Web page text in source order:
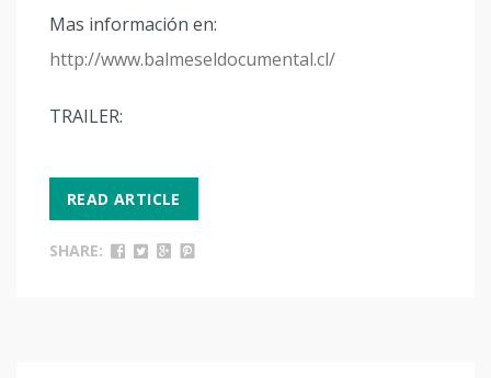
Mas información en:
http://www.balmeseldocumental.cl/
TRAILER:
READ ARTICLE
SHARE: